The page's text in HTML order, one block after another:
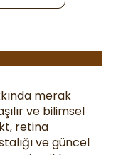
merak
ve bilimsel
retina
ve güncel